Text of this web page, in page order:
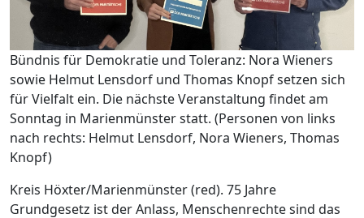
Bündnis für Demokratie und Toleranz: Nora Wieners
sowie Helmut Lensdorf und Thomas Knopf setzen sich
für Vielfalt ein. Die nächste Veranstaltung findet am
Sonntag in Marienmünster statt. (Personen von links
nach rechts: Helmut Lensdorf, Nora Wieners, Thomas
Knopf)
Kreis Höxter/Marienmünster (red). 75 Jahre
Grundgesetz ist der Anlass, Menschenrechte sind das